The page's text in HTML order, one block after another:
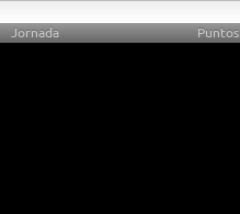
Jornada Puntos